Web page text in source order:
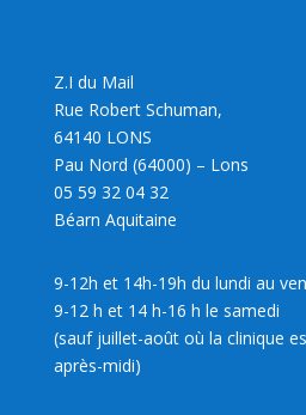
Z.I du Mail
Rue Robert Schuman,
64140 LONS
Pau Nord (64000) – Lons
05 59 32 04 32
Béarn Aquitaine
9-12h et 14h-19h du lundi au
9-12 h et 14 h-16 h le samedi
(sauf juillet-août où la clinique
après-midi)